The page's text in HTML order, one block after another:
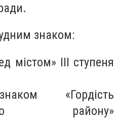
знаком:
містом» ІІІ ступеня
«Гордість
району»